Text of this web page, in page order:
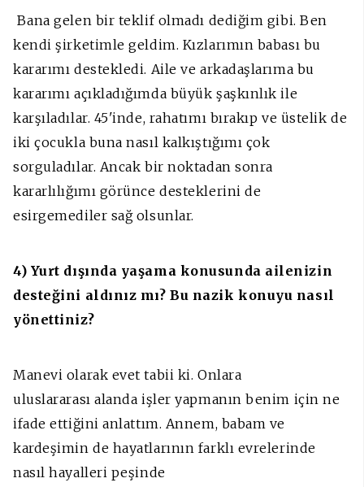
Bana gelen bir teklif olmadı dediğim gibi. Ben
kendi şirketimle geldim. Kızlarımın babası bu
kararımı destekledi. Aile ve arkadaşlarıma bu
kararımı açıkladığımda büyük şaşkınlık ile
karşıladılar. 45'inde, rahatımı bırakıp ve üstelik de
iki çocukla buna nasıl kalkıştığımı çok
sorguladılar. Ancak bir noktadan sonra
kararlılığımı görünce desteklerini de
esirgemediler sağ olsunlar.
4) Yurt dışında yaşama konusunda ailenizin
desteğini aldınız mı? Bu nazik konuyu nasıl
yönettiniz?
Manevi olarak evet tabii ki. Onlara
uluslararası alanda işler yapmanın benim için ne
ifade ettiğini anlattım. Annem, babam ve
kardeşimin de hayatlarının farklı evrelerinde
nasıl hayalleri peşinde